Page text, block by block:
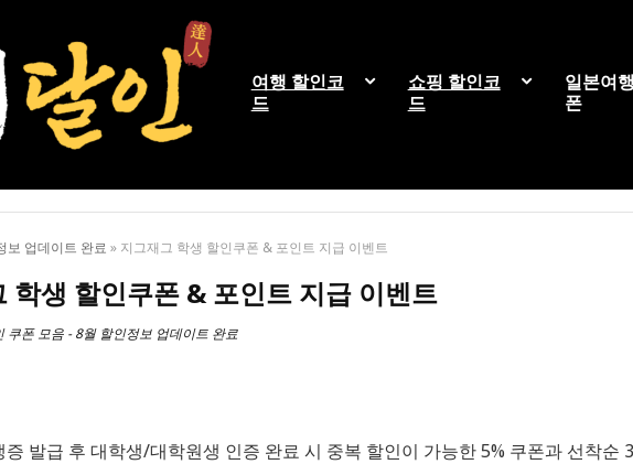
여행 할인코
드
쇼핑 할인코
드
일본여
폰
보 업데이트 완료 » 지그재그 학생 할인쿠폰 & 포인트 지급 이벤트
학생 할인쿠폰 & 포인트 지급 이벤트
쿠폰 모음 - 8월 할인정보 업데이트 완료
발급 후 대학생/대학원생 인증 완료 시 중복 할인이 가능한 5% 쿠폰과 선착순